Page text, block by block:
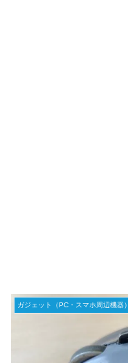
ガジェット（PC・スマホ周辺機器）